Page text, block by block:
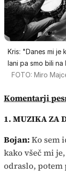
Kris: "Danes mi je
lani pa smo bili
FOTO: Miro
Komentarji
1. MUZIKA ZA
Bojan:Ko sem
kako všeč mi
odraslo, potem